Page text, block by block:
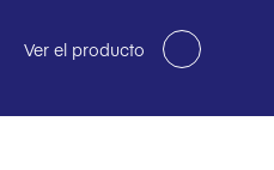
Ver el producto